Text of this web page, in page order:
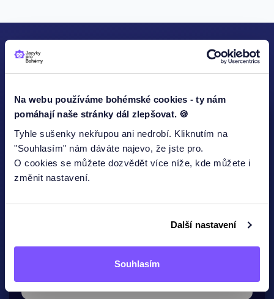
Na webu používáme bohémské cookies - ty nám
pomáhají naše stránky dál zlepšovat. 🍪
Tyhle sušenky nekřupou ani nedrobí. Kliknutím na
"Souhlasím" nám dáváte najevo, že jste pro.
O cookies se můžete dozvědět více níže, kde můžete i
změnit nastavení.
Další nastavení
Souhlasím
KONTAKTUJTE NÁS
Jméno
Potvrzení E-mailové adresy*